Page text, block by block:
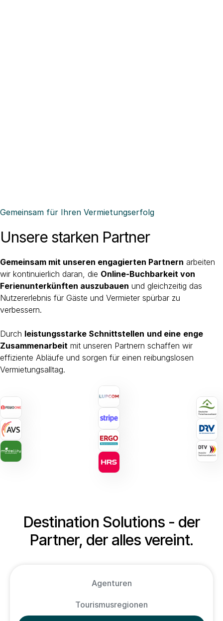
Gemeinsam für Ihren Vermietungserfolg
Unsere starken Partner
Gemeinsam mit unseren engagierten Partnern arbeiten
wir kontinuierlich daran, die Online-Buchbarkeit von
Ferienunterkünften auszubauen und gleichzeitig das
Nutzererlebnis für Gäste und Vermieter spürbar zu
verbessern.
Durch leistungsstarke Schnittstellen und eine enge
Zusammenarbeit mit unseren Partnern schaffen wir
effiziente Abläufe und sorgen für einen reibungslosen
Vermietungsalltag.
Destination Solutions - der
Partner, der alles vereint.
Agenturen
Tourismusregionen